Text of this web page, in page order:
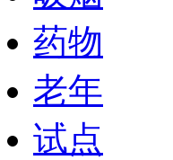
药物
老年
试点